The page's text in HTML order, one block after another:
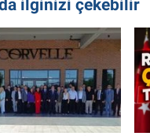
ilginizi çekebilir